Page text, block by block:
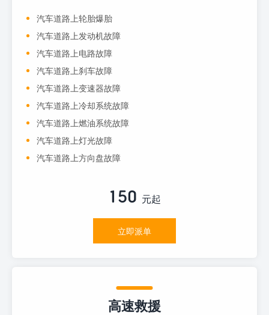
汽车道路上轮胎爆胎
汽车道路上发动机故障
汽车道路上电路故障
汽车道路上刹车故障
汽车道路上变速器故障
汽车道路上冷却系统故障
汽车道路上燃油系统故障
汽车道路上灯光故障
汽车道路上方向盘故障
150 元起
立即派单
高速救援